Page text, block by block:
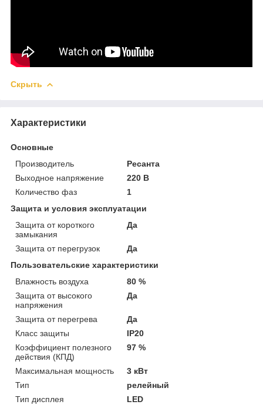
Скрыть
Характеристики
Основные
Производитель
Ресанта
Выходное напряжение
220 В
Количество фаз
1
Защита и условия эксплуатации
Защита от короткого
замыкания
Да
Защита от перегрузок
Да
Пользовательские характеристики
Влажность воздуха
80 %
Защита от высокого
напряжения
Да
Защита от перегрева
Да
Класс защиты
IP20
Коэффициент полезного
действия (КПД)
97 %
Максимальная мощность
3 кВт
Тип
релейный
Тип дисплея
LED